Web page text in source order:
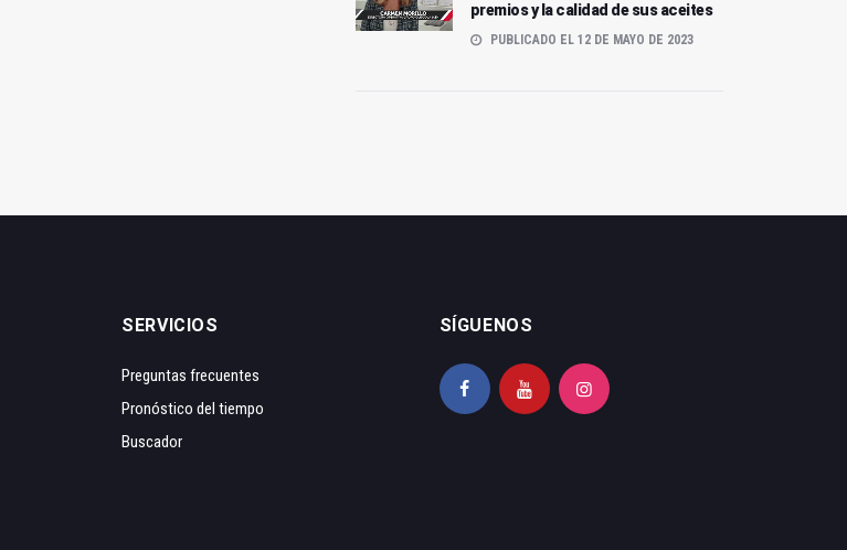
premios y la calidad de sus aceites
PUBLICADO EL 12 DE MAYO DE 2023
SERVICIOS
Preguntas frecuentes
Pronóstico del tiempo
Buscador
SÍGUENOS